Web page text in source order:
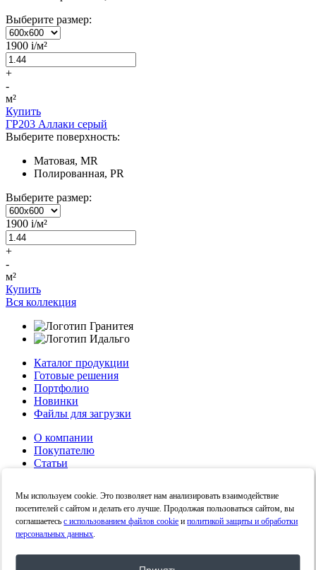
Выберите размер:
1900 i/м²
+
-
м²
Купить
ГР203 Аллаки серый
Выберите поверхность:
Матовая, MR
Полированная, PR
Выберите размер:
1900 i/м²
+
-
м²
Купить
Вся коллекция
Каталог продукции
Готовые решения
Портфолио
Новинки
Файлы для загрузки
О компании
Покупателю
Статьи
Политика в отношении обработки персональных
данных
Мы используем cookie. Это позволяет нам анализировать взаимодействие
посетителей с сайтом и делать его лучше. Продолжая пользоваться сайтом, вы
соглашаетесьс использованием файлов cookie иполитикой защиты и обработки
персональных данных.